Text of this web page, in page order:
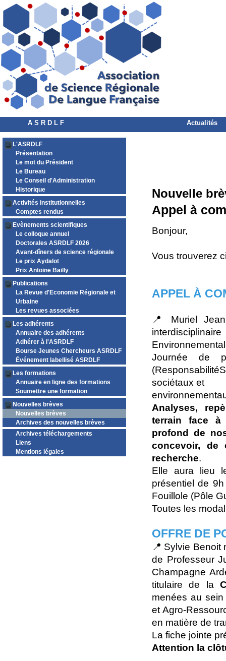
A S R D L F Actualités
L'ASRDLF
Présentation
Le mot du Président
Le Bureau
Le Conseil d'Administration
Historique
Activités institutionnelles
Comptes rendus
Evènements scientifiques
Le colloque annuel
Doctorales ASRDLF 2026
Avant-dîners de science régionale
Le prix Aydalot
Prix Antoine Bailly
Publications
La Revue d'Economie Régionale et
Urbaine
Les revues associées
Les adhérents
Annuaire des adhérents
Adhérer à l'ASRDLF
Bourse Jeunes Chercheurs ASRDLF
Événement labellisé ASRDLF
Les formations
Annuaire en ligne des formations
Soumettre une formation
Nouvelles brèves
Nouvelles brèves
Archives des nouvelles brèves
Archives téléchargements
Liens
Mentions légales
Nouvelle
Appel à
Bonjour,
Vous trouverez
APPEL À
📍 Muriel
Journée de
sociétaux et
Analyses,
terrain face à
profond de
concevoir, de
recherche.
Elle aura lieu
présentiel de
Fouillole (Pôle
Toutes les
OFFRE DE
📍 Sylvie Benoit
de Professeur
Champagne
titulaire de la
menées au sein
et Agro-
en matière de
La fiche jointe
Attention la